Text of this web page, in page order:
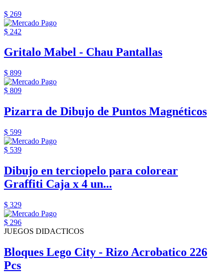
$ 269
$ 242
Gritalo Mabel - Chau Pantallas
$ 899
$ 809
Pizarra de Dibujo de Puntos Magnéticos
$ 599
$ 539
Dibujo en terciopelo para colorear
Graffiti Caja x 4 un...
$ 329
$ 296
JUEGOS DIDACTICOS
Bloques Lego City - Rizo Acrobatico 226
Pcs